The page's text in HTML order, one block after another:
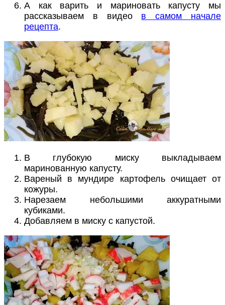
А как варить и мариновать капусту мы
рассказываем в видео в самом начале
рецепта.
В глубокую миску выкладываем
маринованную капусту.
Вареный в мундире картофель очищает от
кожуры.
Нарезаем небольшими аккуратными
кубиками.
Добавляем в миску с капустой.